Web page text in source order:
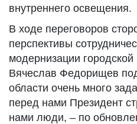
внутреннего освещения.
В ходе переговоров
перспективы
модернизации
Вячеслав Федорищев
области очень много
перед нами Президент
нами люди, – по